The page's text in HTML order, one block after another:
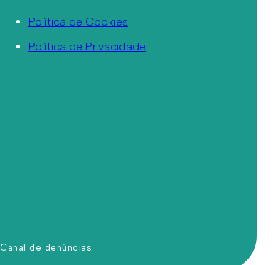
Política de Cookies
Política de Privacidade
Canal de denúncias